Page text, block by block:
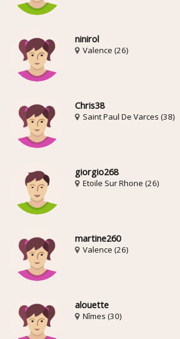
ninirol
Valence (26)
Chris38
Saint Paul De Varces (38)
giorgio268
Etoile Sur Rhone (26)
martine260
Valence (26)
alouette
Nîmes (30)